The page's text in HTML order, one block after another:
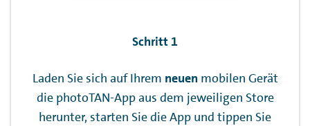
Schritt 1
Laden Sie sich auf Ihrem neuen mobilen Gerät
die photoTAN-App aus dem jeweiligen Store
herunter, starten Sie die App und tippen Sie